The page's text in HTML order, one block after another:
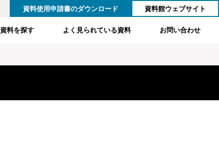
資料使用申請書のダウンロード 資料館ウェブサイト
資料を探す よく見られている資料 お問い合わせ